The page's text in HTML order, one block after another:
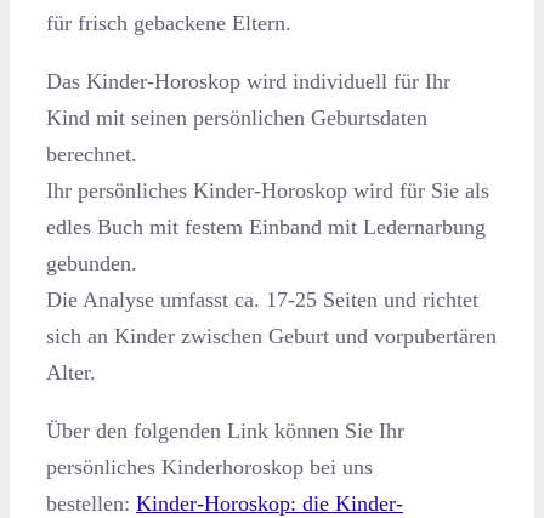
für frisch gebackene Eltern.
Das Kinder-Horoskop wird individuell für Ihr
Kind mit seinen persönlichen Geburtsdaten
berechnet.
Ihr persönliches Kinder-Horoskop wird für Sie als
edles Buch mit festem Einband mit Ledernarbung
gebunden.
Die Analyse umfasst ca. 17-25 Seiten und richtet
sich an Kinder zwischen Geburt und vorpubertären
Alter.
Über den folgenden Link können Sie Ihr
persönliches Kinderhoroskop bei uns
bestellen: Kinder-Horoskop: die Kinder-